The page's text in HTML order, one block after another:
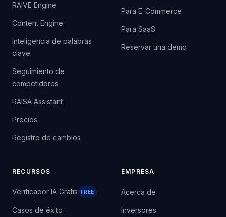
RAIVE Engine
Content Engine
Inteligencia de palabras
clave
Seguimiento de
competidores
RAISA Assistant
Precios
Registro de cambios
Para E-Commerce
Para SaaS
Reservar una demo
RECURSOS
Verificador IA Gratis FREE
Casos de éxito
EMPRESA
Acerca de
Inversores